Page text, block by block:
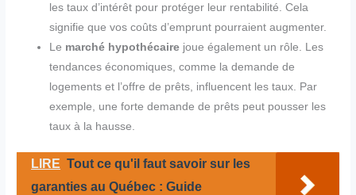
les taux d’intérêt pour protéger leur rentabilité. Cela
signifie que vos coûts d’emprunt pourraient augmenter.
Le marché hypothécaire joue également un rôle. Les
tendances économiques, comme la demande de
logements et l’offre de prêts, influencent les taux. Par
exemple, une forte demande de prêts peut pousser les
taux à la hausse.
LIRE Tout ce qu'il faut savoir sur les
garanties au Québec : Guide